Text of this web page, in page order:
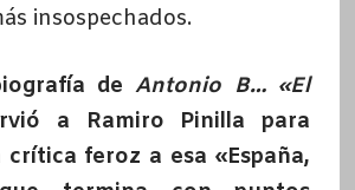
insospechados.
deAntonio B… «El
a Ramiro Pinilla para
feroz a esa «España,